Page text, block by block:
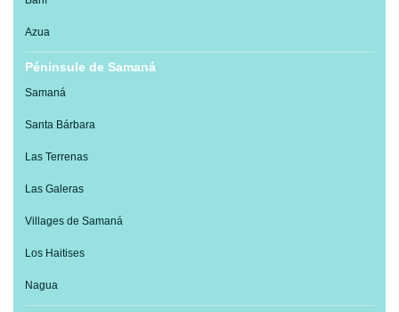
Azua
Péninsule de Samaná
Samaná
Santa Bárbara
Las Terrenas
Las Galeras
Villages de Samaná
Los Haitises
Nagua